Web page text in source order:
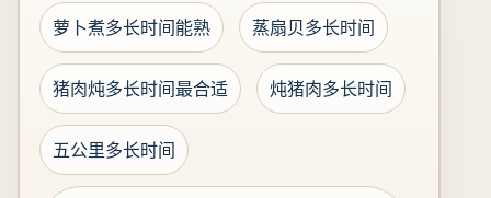
萝卜煮多长时间能熟 蒸扇贝多长时间
猪肉炖多长时间最合适 炖猪肉多长时间
五公里多长时间